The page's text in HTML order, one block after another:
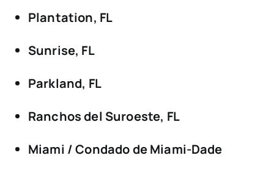
Plantation, FL
Sunrise, FL
Parkland, FL
Ranchos del Suroeste, FL
Miami / Condado de Miami-Dade